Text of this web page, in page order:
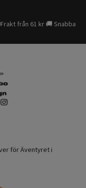
från 61 kr 🚚 Snabba
för Äventyret i